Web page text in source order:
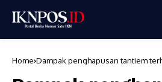
Home Dampak penghapusan tantiem